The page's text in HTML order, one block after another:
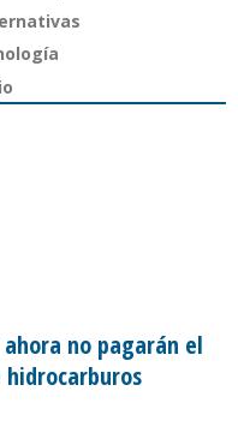
no pagarán el